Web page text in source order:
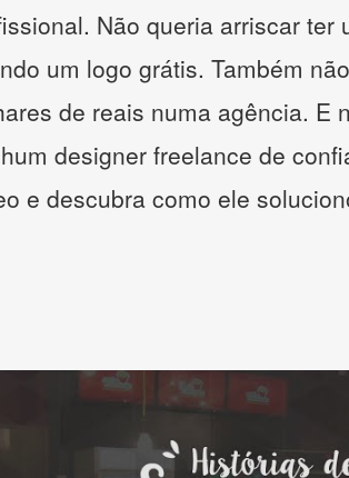
Não queria arriscar ter
um logo grátis. Também
de reais numa agência. E
designer freelance de
e descubra como ele